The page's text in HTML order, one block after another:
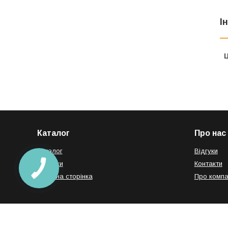
Каталог
Каталог
Новинки
Головна сторінка
Про нас
Відгуки
Контакти
Про